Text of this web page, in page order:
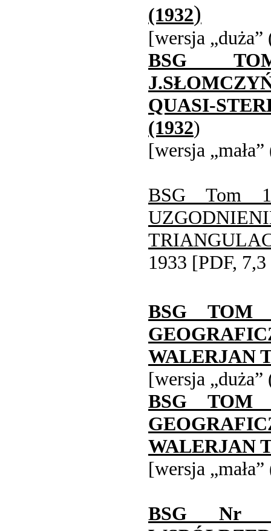
(1932)
[wersja
BSG
QUASI-
(1932)
[wersja
BSG Tom
1933 [PDF,
BSG
WALERJAN
[wersja
BSG
WALERJAN
[wersja
BSG